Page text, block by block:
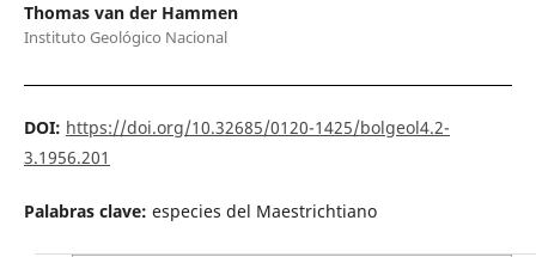
Thomas van der Hammen
Instituto Geológico Nacional
DOI: https://doi.org/10.32685/0120-1425/bolgeol4.2-
3.1956.201
Palabras clave: especies del Maestrichtiano